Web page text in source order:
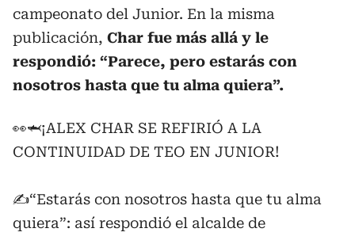
campeonato del Junior. En la misma
publicación, Char fue más allá y le
respondió: “Parece, pero estarás con
nosotros hasta que tu alma quiera”.
👀🦈¡ALEX CHAR SE REFIRIÓ A LA
CONTINUIDAD DE TEO EN JUNIOR!
✍️“Estarás con nosotros hasta que tu alma
quiera”: así respondió el alcalde de